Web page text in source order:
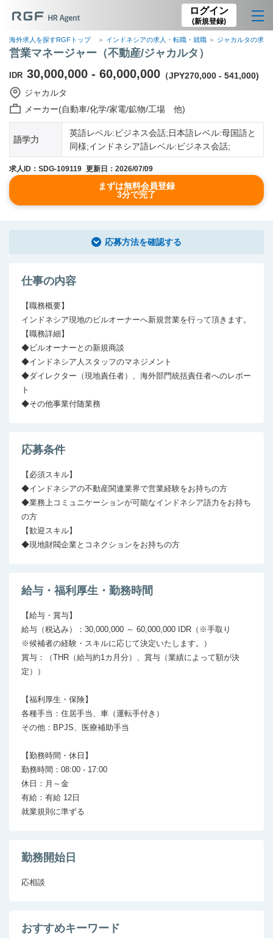
ログイン
(新規登録)
海外求人を探すRGFトップ インドネシアの求人・転職・就職 ジャカルタの求人
営業マネージャー（不動産/ジャカルタ）
IDR 30,000,000 - 60,000,000 （JPY270,000 - 541,000)
ジャカルタ
メーカー(自動車/化学/家電/鉱物/工場 他)
語学力
英語レベル:ビジネス会話;日本語レベル:母国語と
同様;インドネシア語レベル:ビジネス会話;
求人ID：SDG-109119 更新日：2026/07/09
まずは無料会員登録
3分で完了
応募方法を確認する
仕事の内容
【職務概要】
インドネシア現地のビルオーナーへ新規営業を行って頂きます。
【職務詳細】
◆ビルオーナーとの新規商談
◆インドネシア人スタッフのマネジメント
◆ダイレクター（現地責任者）、海外部門統括責任者へのレポー
ト
◆その他事業付随業務
応募条件
【必須スキル】
◆インドネシアの不動産関連業界で営業経験をお持ちの方
◆業務上コミュニケーションが可能なインドネシア語力をお持ち
の方
【歓迎スキル】
◆現地財閥企業とコネクションをお持ちの方
給与・福利厚生・勤務時間
【給与・賞与】
給与（税込み）：30,000,000 ～ 60,000,000 IDR（※手取り
※候補者の経験・スキルに応じて決定いたします。）
賞与：（THR（給与約1カ月分）、賞与（業績によって額が決
定））
【福利厚生・保険】
各種手当：住居手当、車（運転手付き）
その他：BPJS、医療補助手当
【勤務時間・休日】
勤務時間：08:00 - 17:00
休日：月～金
有給：有給 12日
勤務開始日
応相談
おすすめキーワード